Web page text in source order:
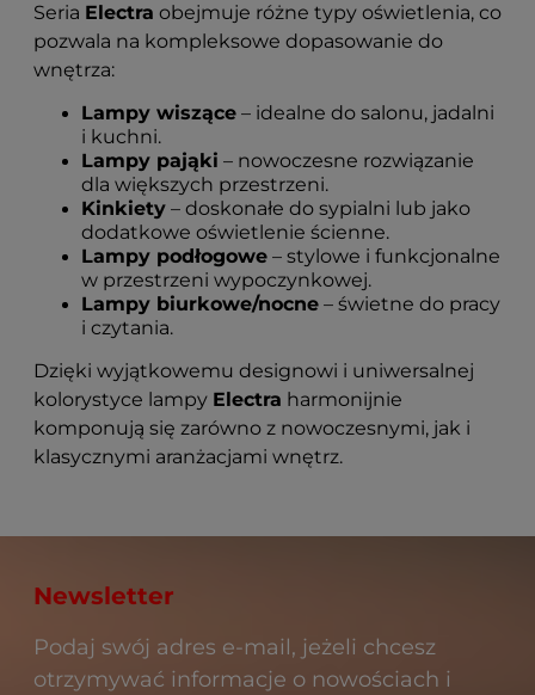
Seria Electra obejmuje różne typy oświetlenia, co
pozwala na kompleksowe dopasowanie do
wnętrza:
Lampy wiszące – idealne do salonu, jadalni
i kuchni.
Lampy pająki – nowoczesne rozwiązanie
dla większych przestrzeni.
Kinkiety – doskonałe do sypialni lub jako
dodatkowe oświetlenie ścienne.
Lampy podłogowe – stylowe i funkcjonalne
w przestrzeni wypoczynkowej.
Lampy biurkowe/nocne – świetne do pracy
i czytania.
Dzięki wyjątkowemu designowi i uniwersalnej
kolorystyce lampy Electra harmonijnie
komponują się zarówno z nowoczesnymi, jak i
klasycznymi aranżacjami wnętrz.
Newsletter
Podaj swój adres e-mail, jeżeli chcesz
otrzymywać informacje o nowościach i